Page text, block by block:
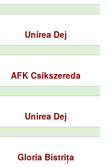
Unirea Dej
AFK Csíkszereda
Unirea Dej
Gloria Bistrița